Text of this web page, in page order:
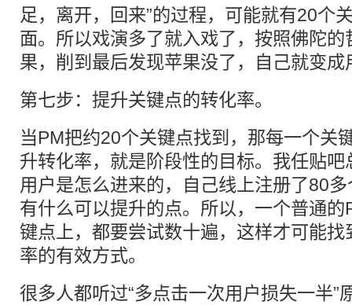
足，离开，回来”的过程，可能就有20个
面。所以戏演多了就入戏了，按照佛陀
果，削到最后发现苹果没了，自己就变成
第七步：提升关键点的转化率。
当PM把约20个关键点找到，那每一个关
升转化率，就是阶段性的目标。我任贴
用户是怎么进来的，自己线上注册了80
有什么可以提升的点。所以，一个普通
键点上，都要尝试数十遍，这样才可能
率的有效方式。
很多人都听过“多点击一次用户损失一半”